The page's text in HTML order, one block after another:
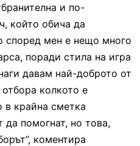
и по-
който обича да
според мен е нещо много
поради стила на игра
давам най-доброто от
колкото е
крайна сметка
да помогнат, но това,
коментира